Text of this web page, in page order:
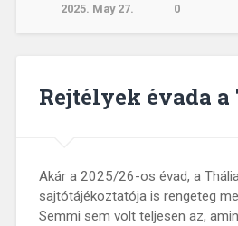
2025. May 27. 0
Rejtélyek évada
Akár a 2025/26-os évad, a
sajtótájékoztatója is rengeteg
Semmi sem volt teljesen az,